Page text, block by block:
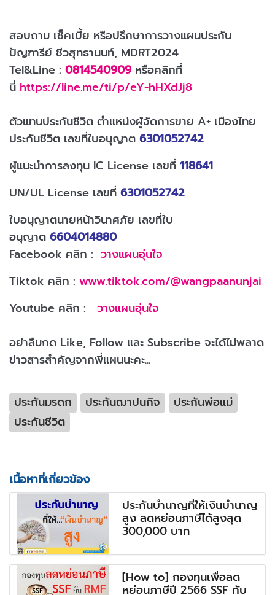
สอบถาม เช็คเบี้ย หรือปรึกษาการวางแผนประกัน
ปัญฑารีย์ ชีวสุทธานนท์, MDRT2024
Tel&Line : 0814540909 หรือคลิกที่
นี่ https://line.me/ti/p/eY-hHXdJj8
ตัวแทนประกันชีวิต ตำแหน่งผู้จัดการขาย A+ เมืองไทย
ประกันชีวิต เลขที่ใบอนุญาต 6301052742
ผู้แนะนำการลงทุน IC License เลขที่ 118641
UN/UL License เลขที่ 6301052742
ใบอนุญาตนายหน้าวินาศภัย เลขที่ใบ
อนุญาต 6604014880
Facebook คลิก : วางแผนอุ่นใจ
Tiktok คลิก : www.tiktok.com/@wangpaanunjai
Youtube คลิก : วางแผนอุ่นใจ
อย่าลืมกด Like, Follow และ Subscribe จะได้ไม่พลาด
ข่าวสารสำคัญจากพี่แผนนะคะ...
ประกันมรดก ประกันฌาปนกิจ
ประกันพ่อแม่
ประกันชีวิต
เนื้อหาที่เกี่ยวข้อง
ประกันบำนาญที่ให้เงินบำนาญ
สูง ลดหย่อนภาษีได้สูงสุด
300,000 บาท
[How to] กองทุนเพื่อลด
หย่อนภาษีปี 2566 SSF กับ